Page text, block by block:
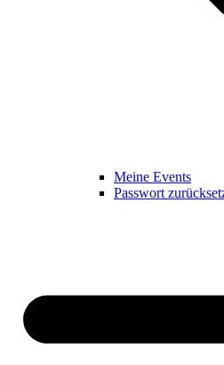
Meine Events
Passwort